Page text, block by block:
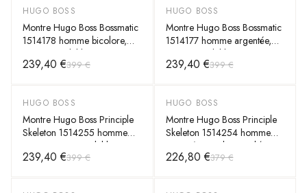
-40%
HUGO BOSS
Montre Hugo Boss Bossmatic
1514178 homme bicolore,
acier inoxydable 42mm,
quartz 10 ATM
239,40 €399 €
-40%
HUGO BOSS
Montre Hugo Boss Bossmatic
1514177 homme argentée,
acier inoxydable 42mm,
automatique 10 ATM
239,40 €399 €
-40%
HUGO BOSS
Montre Hugo Boss Principle
Skeleton 1514255 homme
noire, acier inoxydable
41mm, automatique 3 ATM
239,40 €399 €
-40%
HUGO BOSS
Montre Hugo Boss Principle
Skeleton 1514254 homme
argentée, stainless steel (ionic-
plated grey) 41mm,
226,80 €379 €